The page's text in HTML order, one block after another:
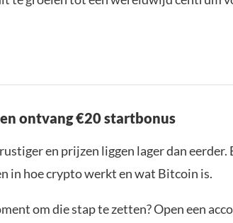
ontvang €20 startbonus
en prijzen liggen lager dan eerder.
in hoe crypto werkt en wat Bitcoin is.
om die stap te zetten? Open een